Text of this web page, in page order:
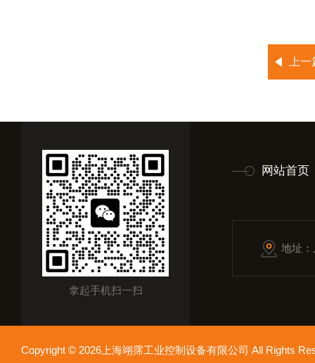
上
拿起手机扫一扫
网站首页
地址
Copyright © 2026上海翊霈工业控制设备有限公司 All Rights